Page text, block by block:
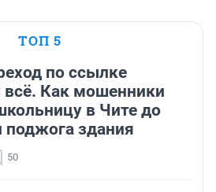
ТОП 5
по ссылке
всё. Как мошенники
в Чите до
поджога здания
50